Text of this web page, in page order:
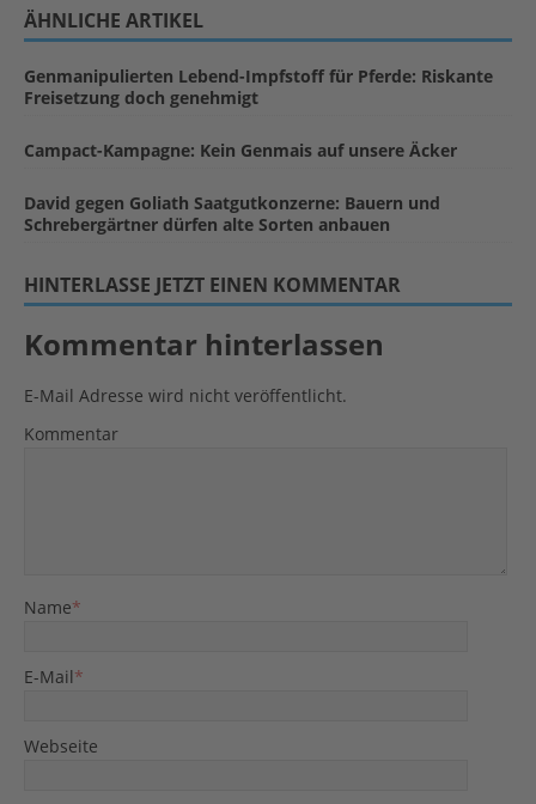
ÄHNLICHE ARTIKEL
Genmanipulierten Lebend-Impfstoff für Pferde: Riskante
Freisetzung doch genehmigt
Campact-Kampagne: Kein Genmais auf unsere Äcker
David gegen Goliath Saatgutkonzerne: Bauern und
Schrebergärtner dürfen alte Sorten anbauen
HINTERLASSE JETZT EINEN KOMMENTAR
Kommentar hinterlassen
E-Mail Adresse wird nicht veröffentlicht.
Kommentar
Name*
E-Mail*
Webseite